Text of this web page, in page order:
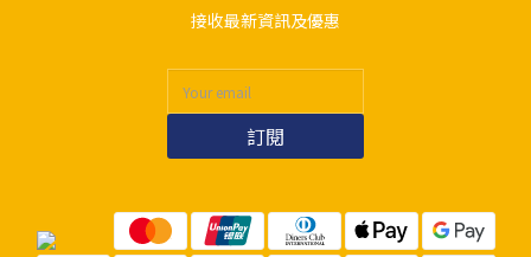
接收最新資訊及優惠
訂閱